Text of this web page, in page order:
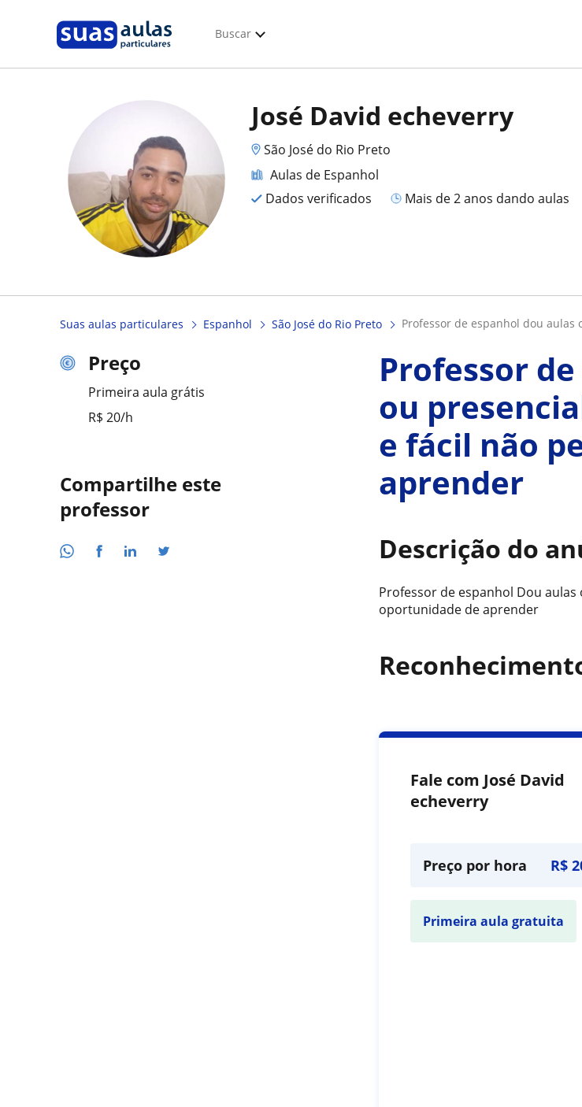
Buscar
José David echeverry
São José do Rio Preto
Aulas de Espanhol
Dados verificados
mais de 2 anos dando aulas
Suas aulas particulares Espanhol São José do Rio Preto professor de espanhol dou
Preço
Primeira aula grátis
R$ 20/h
Compartilhe este
professor
Professor
ou
e fácil não
aprender
Descrição do
Professor de espanhol Dou
oportunidade de aprender
Fale com José David
echeverry
Preço por hora R$
Primeira aula gratuita